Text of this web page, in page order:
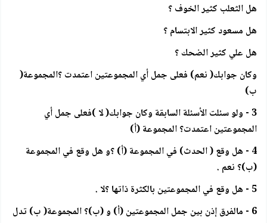
هل الثعلب كثير الخوف ؟
هل مسعود كثير الابتسام ؟
هل علي كثير الضحك ؟
وكان جوابك( نعم) فعلى جمل أي المجموعتين اعتمدت ؟المجموعة(
ب)
3 - ولو سئلت الأسئلة السابقة وكان جوابك( لا )فعلى جمل أي
المجموعتين اعتمدت؟ المجموعة (أ)
4 - هل وقع ( الحدث) في المجموعة (أ) ؟و هل وقع في المجموعة
(ب)؟ نعم .
5 - هل وقع في المجموعتين بالكثرة ذاتها ؟لا .
6 - مالفرق إذن بين جمل المجموعتين (أ) و (ب)؟ المجموعة( ب) تدل